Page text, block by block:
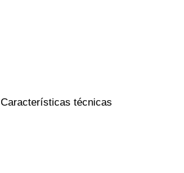
Características técnicas